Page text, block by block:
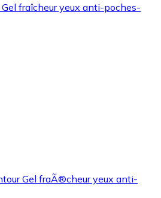
fraîcheur yeux anti-poches-
Gel fraÃ®cheur yeux anti-